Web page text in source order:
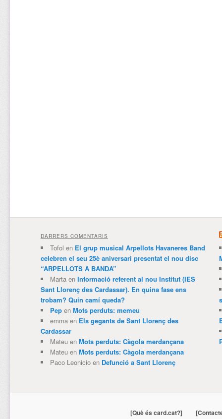
DARRERS COMENTARIS
Tofol en El grup musical Arpellots Havaneres Band
celebren el seu 25è aniversari presentat el nou disc
“ARPELLOTS A BANDA”
Martaen Informació referent al nou Institut (IES
Sant Llorenç des Cardassar). En quina fase ens
trobam? Quin camí queda?
Pepen Mots perduts: memeu
emmaen Els gegants de Sant Llorenç des
Cardassar
Mateuen Mots perduts: Càgola merdançana
Mateuen Mots perduts: Càgola merdançana
Paco Leonicioen Defunció a Sant Llorenç
[Què és card.cat?]